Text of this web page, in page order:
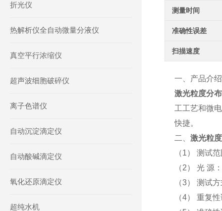
测量时间
准确性误差
扫描速度
一、产品介
激光粒度分
工工艺和微
快捷。
二、 激光粒
（1） 测试
（2） 光 源
（3） 测试
（4） 重复
折光仪
热解析仪全自动微量分液仪
真空平行浓缩仪
超声波细胞破碎仪
离子色谱仪
自动沉淀滴定仪
自动酸碱滴定仪
氧化还原滴定仪
超纯水机